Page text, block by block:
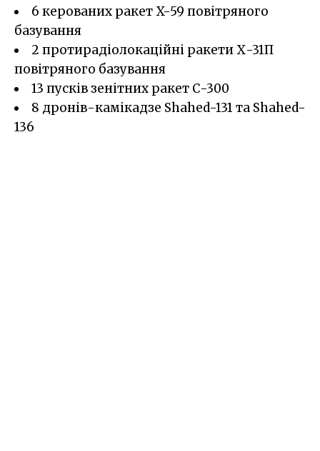
6 керованих ракет X-59 повітряного
базування
2 протирадіолокаційні ракети Х-31П
повітряного базування
13 пусків зенітних ракет С-300
8 дронів-камікадзе Shahed-131 та Shahed-
136